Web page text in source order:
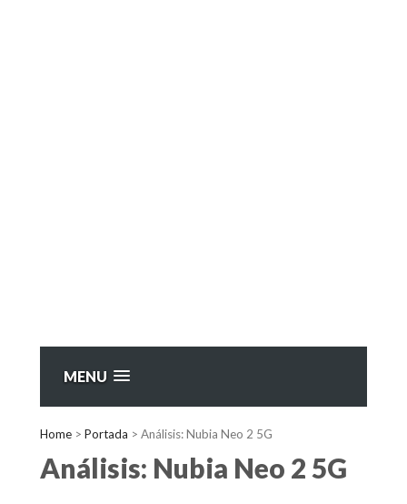
MENU
Home > Portada > Análisis: Nubia Neo 2 5G
Análisis: Nubia Neo 2 5G